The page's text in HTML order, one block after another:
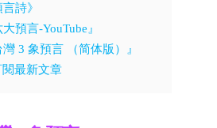
詩》
預言-YouTube』
灣 3 象預言 （简体版）』
閱最新文章